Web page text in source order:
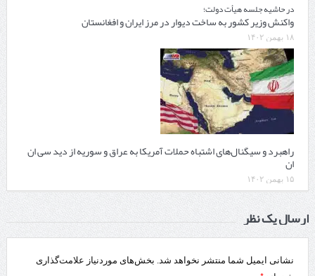
در حاشیه جلسه هیأت دولت؛
واکنش وزیر کشور به ساخت دیوار در مرز ایران و افغانستان
۱۸ بهمن ۱۴۰۲
راهبرد و سیگنال‌های اشتباه حملات آمریکا به عراق و سوریه از دید سی ان
ان
۱۵ بهمن ۱۴۰۲
ارسال یک نظر
نشانی ایمیل شما منتشر نخواهد شد. بخش‌های موردنیاز علامت‌گذاری